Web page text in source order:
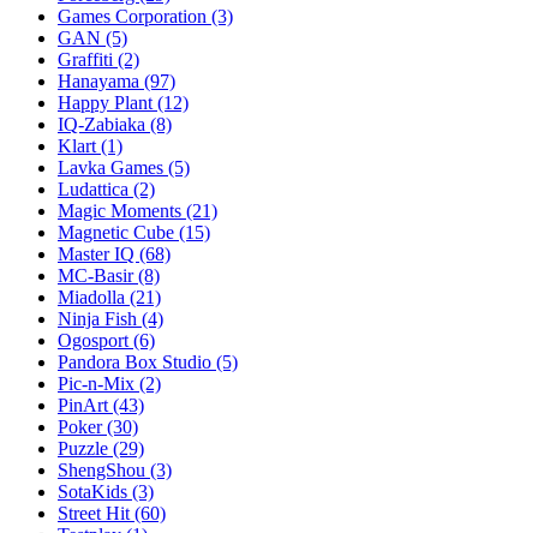
Games Corporation (3)
GAN (5)
Graffiti (2)
Hanayama (97)
Happy Plant (12)
IQ-Zabiaka (8)
Klart (1)
Lavka Games (5)
Ludattica (2)
Magic Moments (21)
Magnetic Cube (15)
Master IQ (68)
MC-Basir(8)
Miadolla (21)
Ninja Fish (4)
Ogosport (6)
Pandora Box Studio (5)
Pic-n-Mix (2)
PinArt (43)
Poker(30)
Puzzle (29)
ShengShou (3)
SotaKids (3)
Street Hit (60)